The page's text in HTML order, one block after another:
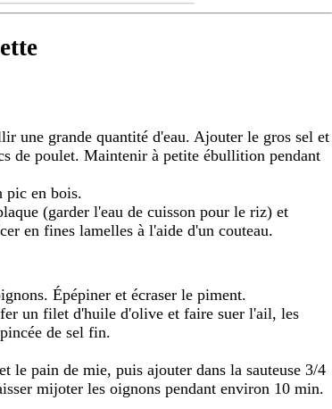
une grande quantité d'eau. Ajouter le gros sel et
de poulet. Maintenir à petite ébullition pendant
pic en bois.
(garder l'eau de cuisson pour le riz) et
en fines lamelles à l'aide d'un couteau.
Épépiner et écraser le piment.
un filet d'huile d'olive et faire suer l'ail, les
de sel fin.
le pain de mie, puis ajouter dans la sauteuse 3/4
mijoter les oignons pendant environ 10 min.